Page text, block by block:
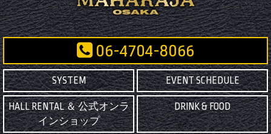
06-4704-8066
SYSTEM EVENT SCHEDULE
HALL RENTAL ＆ 公式オンラ
インショップ
DRINK & FOOD